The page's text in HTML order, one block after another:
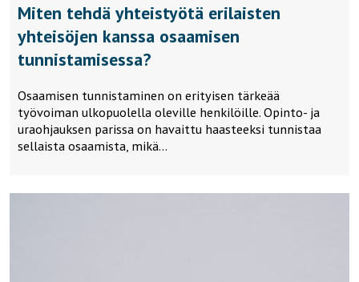
Miten tehdä yhteistyötä erilaisten
yhteisöjen kanssa osaamisen
tunnistamisessa?
Osaamisen tunnistaminen on erityisen tärkeää
työvoiman ulkopuolella oleville henkilöille. Opinto- ja
uraohjauksen parissa on havaittu haasteeksi tunnistaa
sellaista osaamista, mikä…